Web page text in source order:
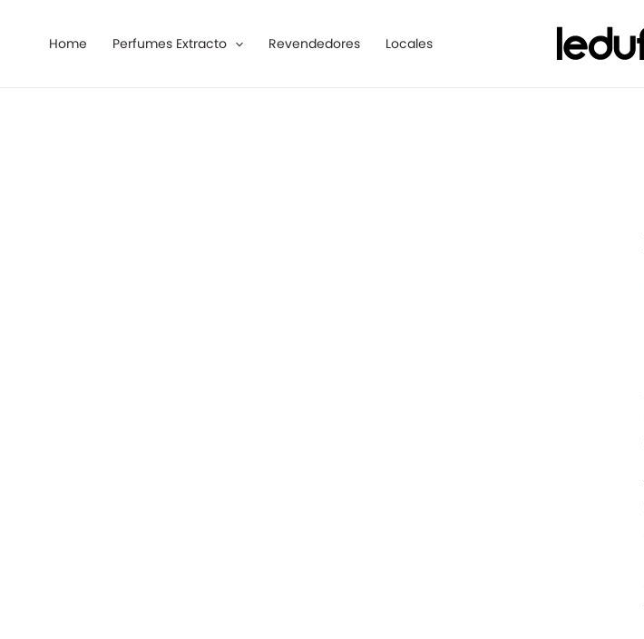
Home Perfumes Extracto Revendedores Locales